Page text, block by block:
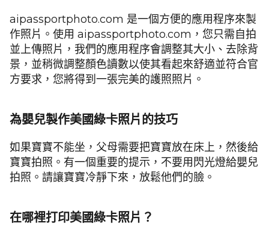
aipassportphoto.com 是一個方便的應用程序來製
作照片。使用 aipassportphoto.com，您只需自拍
並上傳照片，我們的應用程序會調整其大小、去除背
景，並稍微調整顏色讀數以使其看起來舒適並符合官
方要求，您將得到一張完美的護照照片。
為嬰兒製作美國綠卡照片的技巧
如果寶寶不能坐，父母需要把寶寶放在床上，然後給
寶寶拍照。有一個重要的提示，不要用閃光燈給嬰兒
拍照。請讓寶寶冷靜下來，放鬆他們的臉。
在哪裡打印美國綠卡照片？